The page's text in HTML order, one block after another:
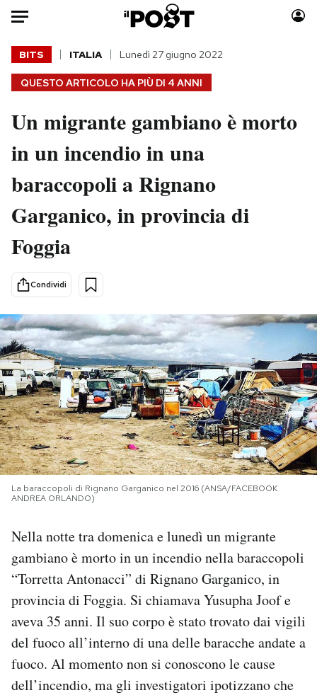
Auto
HOME
Italia
Politica
Tecnologia
Scienza
Cultura
Economia
Sport
Moda
Consumismi
Storie/Idee
Media
PODCAST
NEWSLETTER
I MIEI PREFERITI
SHOP
CALENDARIO
AREA PERSONALE
Area Personale
Newsletter
Notifiche mobile
Regala il Post
Hai bisogno di aiuto?
QUESTO ARTICOLO HA PIÙ DI 4 ANNI
BITS ITALIA Lunedì 27 giugno 2022
Un migrante gambiano è morto
in un incendio in una
baraccopoli a Rignano
Garganico, in provincia di
Foggia
Condividi
La baraccopoli di Rignano Garganico nel 2016 (ANSA/FACEBOOK
ANDREA ORLANDO)
Nella notte tra domenica e lunedì un migrante
gambiano è morto in un incendio nella baraccopoli
“Torretta Antonacci” di Rignano Garganico, in
provincia di Foggia. Si chiamava Yusupha Joof e
aveva 35 anni. Il suo corpo è stato trovato dai vigili
del fuoco all’interno di una delle baracche andate a
fuoco. Al momento non si conoscono le cause
dell’incendio, ma gli investigatori ipotizzano che